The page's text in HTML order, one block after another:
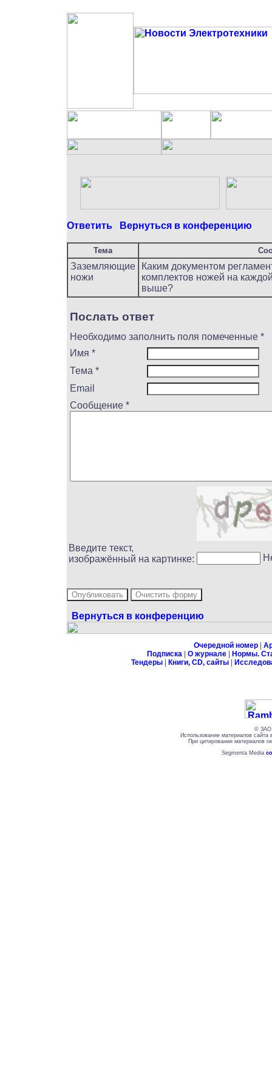
Ответить Вернуться в конференцию
Тема
Заземляющие
ножи
Каким документом
комплектов ножей на
выше?
Послать ответ
Необходимо заполнить поля помеченные *
Имя *
Тема *
Email
Сообщение *
Введите текст,
изображённый на картинке:
Вернуться в конференцию
Очередной номер
Подписка| О журнале|
Нормы.
Тендеры
Книги, CD, сайты
© ЗАО
Использование материалов
При цитировании материалов
Segmenta Media